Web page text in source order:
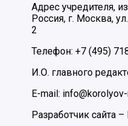
Адрес учредителя,
Россия, г. Москва,
2
Телефон: +7 (495)
И.О. главного
E-mail:
Разработчик сайта –